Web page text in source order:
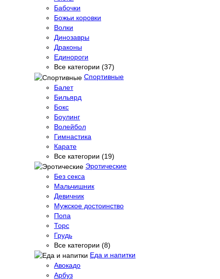
Бабочки
Божьи коровки
Волки
Динозавры
Драконы
Единороги
Все категории (37)
Спортивные
Балет
Бильярд
Бокс
Боулинг
Волейбол
Гимнастика
Карате
Все категории (19)
Эротические
Без секса
Мальчишник
Девичник
Мужское достоинство
Попа
Торс
Грудь
Все категории (8)
Еда и напитки
Авокадо
Арбуз